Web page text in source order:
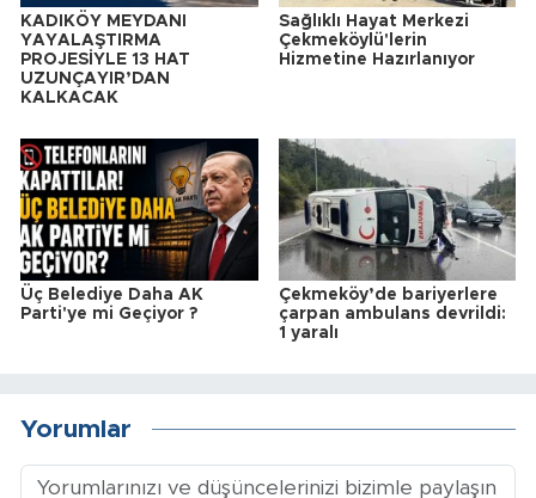
KADIKÖY MEYDANI
YAYALAŞTIRMA
PROJESİYLE 13 HAT
UZUNÇAYIR’DAN
KALKACAK
Sağlıklı Hayat Merkezi
Çekmeköylü'lerin
Hizmetine Hazırlanıyor
Üç Belediye Daha AK
Parti'ye mi Geçiyor ?
Çekmeköy’de bariyerlere
çarpan ambulans devrildi:
1 yaralı
Yorumlar